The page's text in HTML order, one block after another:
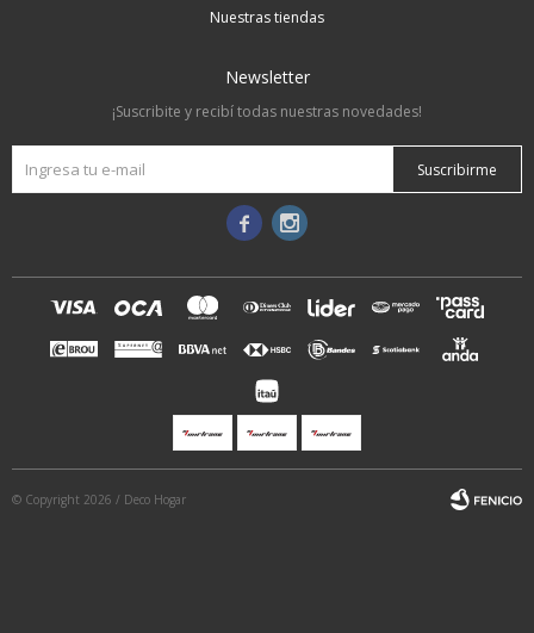
Nuestras tiendas
Newsletter
¡Suscribite y recibí todas nuestras novedades!
Suscribirme
 
© Copyright 2026 / Deco Hogar